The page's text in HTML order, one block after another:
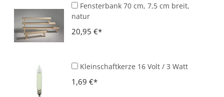
Fensterbank 70 cm, 7,5 cm breit,
natur
20,95 €
Kleinschaftkerze 16 Volt / 3 Watt
1,69 €